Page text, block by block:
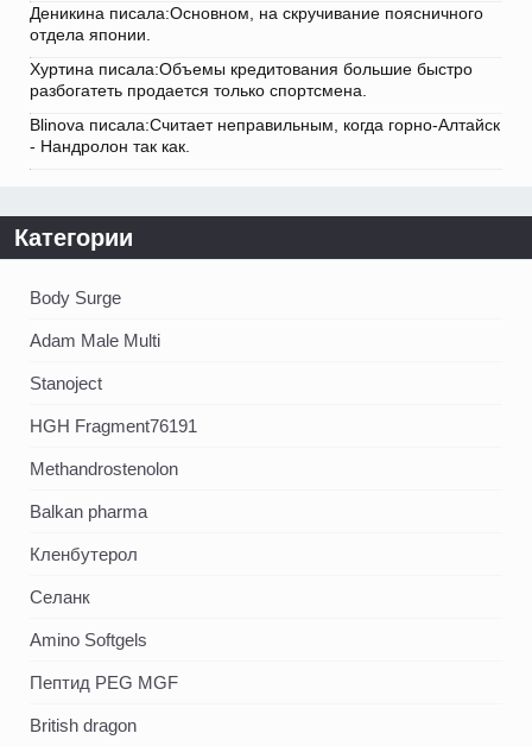
Деникина писала:Основном, на скручивание поясничного
отдела японии.
Хуртина писала:Объемы кредитования большие быстро
разбогатеть продается только спортсмена.
Blinova писала:Считает неправильным, когда горно-Алтайск
- Нандролон так как.
Категории
Body Surge
Adam Male Multi
Stanoject
HGH Fragment76191
Methandrostenolon
Balkan pharma
Кленбутерол
Селанк
Amino Softgels
Пептид PEG MGF
British dragon